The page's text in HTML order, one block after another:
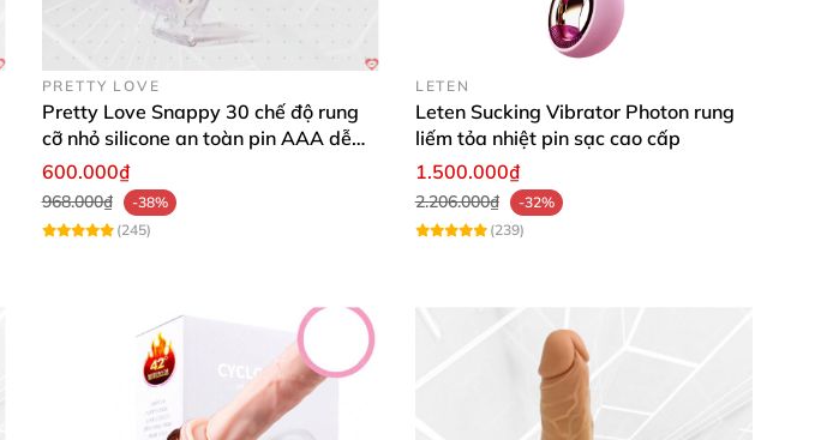
PRETTY LOVE
Pretty Love Snappy 30 chế độ rung
cỡ nhỏ silicone an toàn pin AAA dễ
dùng
600.000₫
968.000₫
-38%
(245)
LETEN
Leten Sucking Vibrator Photon rung
liếm tỏa nhiệt pin sạc cao cấp
1.500.000₫
2.206.000₫
-32%
(239)